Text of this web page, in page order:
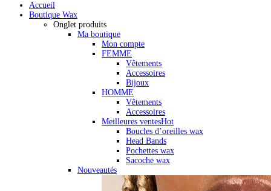
Accueil
Boutique Wax
Onglet produits
Ma boutique
Mon compte
FEMME
Vêtements
Accessoires
Bijoux
HOMME
Vêtements
Accessoires
Meilleures ventesHot
Boucles d’oreilles wax
Head Bands
Pochettes wax
Sacoche wax
Nouveautés